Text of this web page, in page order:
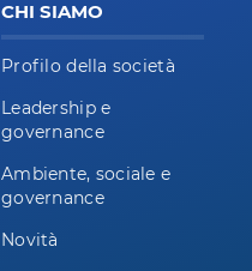
CHI SIAMO
Profilo della società
Leadership e
governance
Ambiente, sociale e
governance
Novità